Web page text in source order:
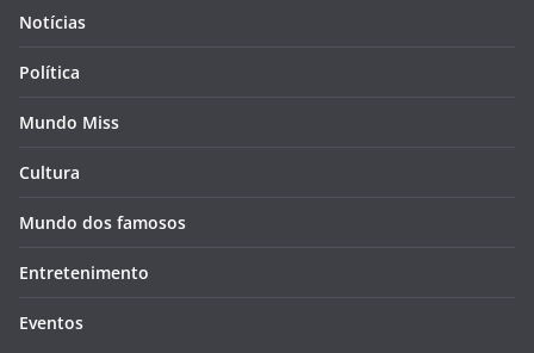
Notícias
Política
Mundo Miss
Cultura
Mundo dos famosos
Entretenimento
Eventos